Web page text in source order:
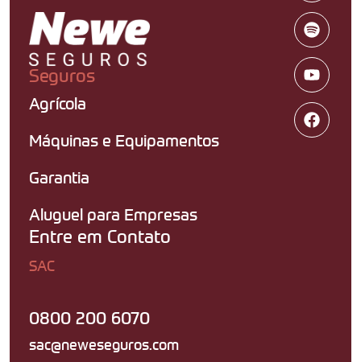
Seguros
Agrícola
Máquinas e Equipamentos
Garantia
Aluguel para Empresas
Entre em Contato
SAC
0800 200 6070
sac@neweseguros.com